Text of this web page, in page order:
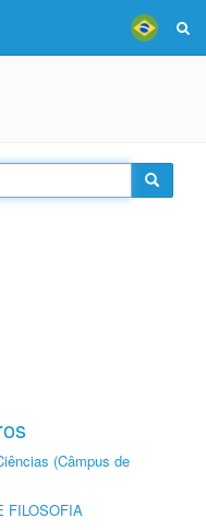
(Câmpus de
FILOSOFIA